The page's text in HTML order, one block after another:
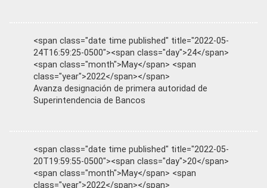
<span class="date time published" title="2022-05-
24T16:59:25-0500"><span class="day">24</span>
<span class="month">May</span> <span
class="year">2022</span></span>
Avanza designación de primera autoridad de
Superintendencia de Bancos
<span class="date time published" title="2022-05-
20T19:59:55-0500"><span class="day">20</span>
<span class="month">May</span> <span
class="year">2022</span></span>